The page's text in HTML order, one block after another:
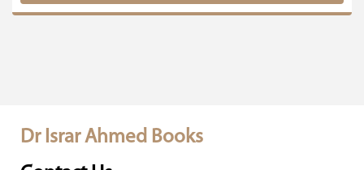
Dr Israr Ahmed Books